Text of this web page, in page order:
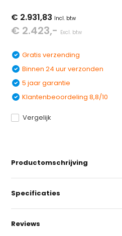
€ 2.931,83 Incl. btw
€ 2.423,- Excl. btw
Gratis verzending
Binnen 24 uur verzonden
5 jaar garantie
Klantenbeoordeling 8,8/10
Vergelijk
Productomschrijving
Specificaties
Reviews